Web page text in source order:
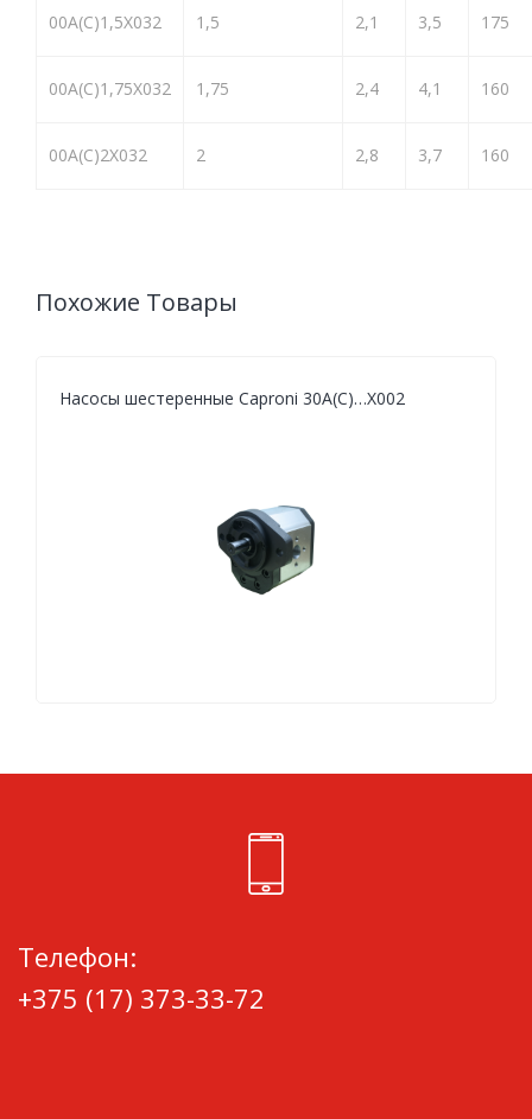
00A(C)1,5X032 1,5 2,1 3,5 175
00A(C)1,75X032 1,75 2,4 4,1 160
00A(C)2X032 2 2,8 3,7 160
Похожие Товары
Насосы шестеренные Caproni 30A(C)…X002
Телефон:
+375 (17) 373-33-72